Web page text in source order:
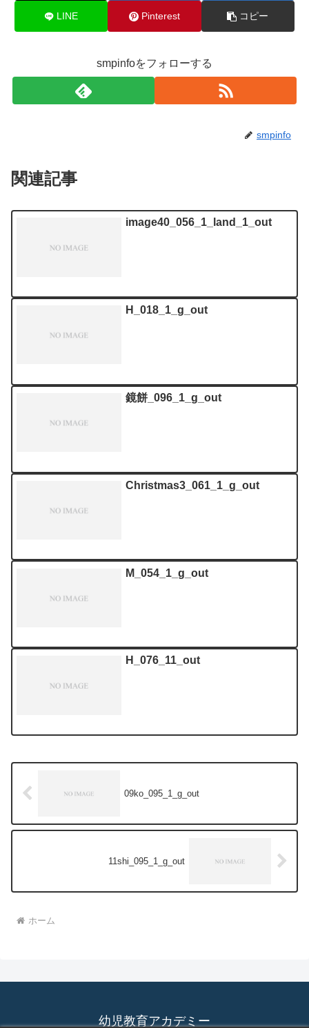
LINE Pinterest コピー
smpinfoをフォローする
smpinfo
関連記事
image40_056_1_land_1_out
H_018_1_g_out
鏡餅_096_1_g_out
Christmas3_061_1_g_out
M_054_1_g_out
H_076_11_out
09ko_095_1_g_out
11shi_095_1_g_out
ホーム
幼児教育アカデミー